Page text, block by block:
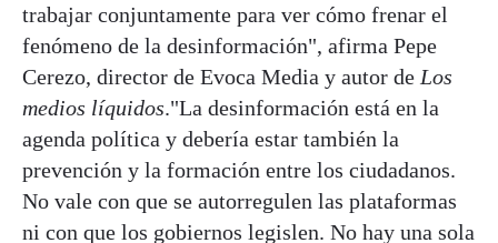
trabajar conjuntamente para ver cómo frenar el
fenómeno de la desinformación", afirma Pepe
Cerezo, director de Evoca Media y autor de Los
medios líquidos."La desinformación está en la
agenda política y debería estar también la
prevención y la formación entre los ciudadanos.
No vale con que se autorregulen las plataformas
ni con que los gobiernos legislen. No hay una sola